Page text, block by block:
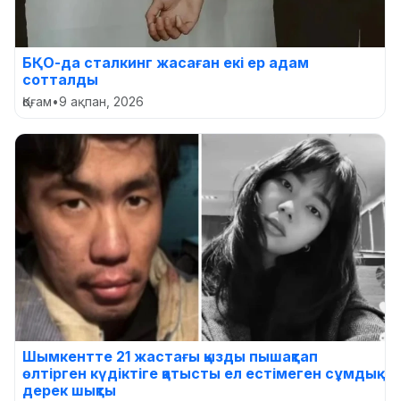
БҚО-да сталкинг жасаған екі ер адам
сотталды
Қоғам•9 ақпан, 2026
Шымкентте 21 жастағы қызды пышақтап
өлтірген күдіктіге қатысты ел естімеген сұмдық
дерек шықты